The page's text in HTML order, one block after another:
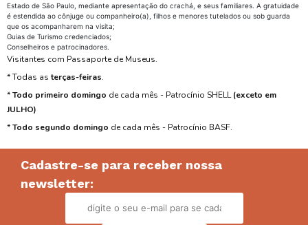
Estado de São Paulo, mediante apresentação do crachá, e seus familiares. A gratuidade
é estendida ao cônjuge ou companheiro(a), filhos e menores tutelados ou sob guarda
que os acompanharem na visita;
Guias de Turismo credenciados;
Conselheiros e patrocinadores.
Visitantes com Passaporte de Museus.
* Todas asterças-feiras.
*Todo primeiro domingo de cada mês - Patrocínio SHELL(exceto em
JULHO)
*Todo segundo domingo de cada mês - Patrocínio BASF.
Cadastre-se para receber nossa
newsletter: